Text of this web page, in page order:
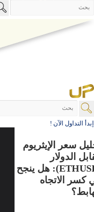
إبدأ التداول الآن !
سعر الإيثريوم
الدولار
(ETHUSD): هل ينجح
كسر الاتجاه